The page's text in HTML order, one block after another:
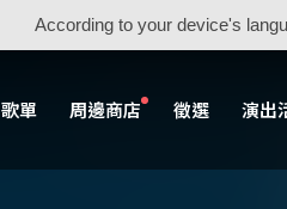
According to your device's
歌單 周邊商店 徵選 演出